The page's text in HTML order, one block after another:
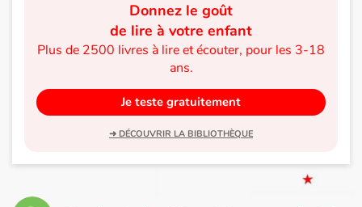
Donnez le goût
de lire à votre enfant
Plus de 2500 livres à lire et écouter, pour les 3-18
ans.
Je teste gratuitement
➜ DÉCOUVRIR LA BIBLIOTHÈQUE